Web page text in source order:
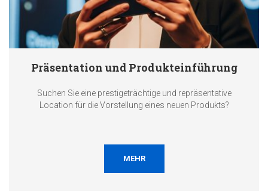
Präsentation und Produkteinführung
Suchen Sie eine prestigeträchtige und repräsentative
Location für die Vorstellung eines neuen Produkts?
MEHR